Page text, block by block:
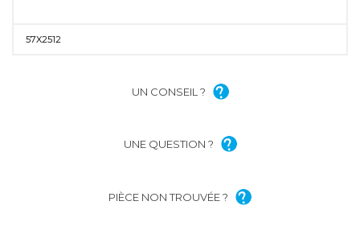
57X2512
UN CONSEIL ?
UNE QUESTION ?
PIÈCE NON TROUVÉE ?